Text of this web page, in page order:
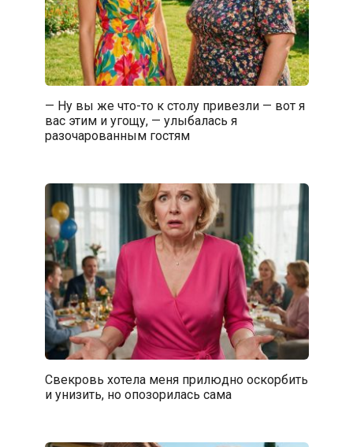
— Ну вы же что-то к столу привезли — вот я
вас этим и угощу, — улыбалась я
разочарованным гостям
Свекровь хотела меня прилюдно оскорбить
и унизить, но опозорилась сама